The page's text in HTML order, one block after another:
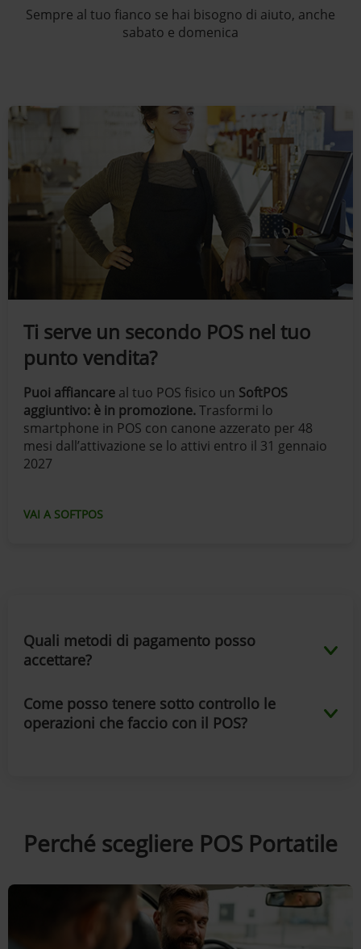
Sempre al tuo fianco se hai bisogno di aiuto, anche
sabato e domenica
Ti serve un secondo POS nel tuo
punto vendita?
Puoi affiancare al tuo POS fisico un SoftPOS
aggiuntivo: è in promozione.Trasformi lo
smartphone in POS con canone azzerato per 48
mesi dall’attivazione se lo attivi entro il 31 gennaio
2027
VAI A SOFTPOS
Quali metodi di pagamento posso
accettare?
Come posso tenere sotto controllo le
operazioni che faccio con il POS?
Perché scegliere POS Portatile